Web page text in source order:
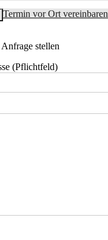
Termin vor Ort vereinbaren
stellen
(Pflichtfeld)